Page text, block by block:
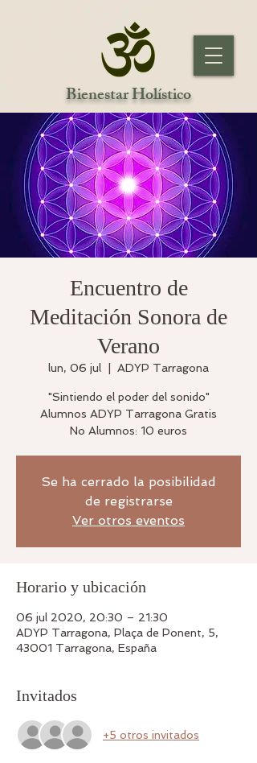
Bienestar Holístico
Encuentro de
Meditación Sonora de
Verano
lun, 06 jul ADYP Tarragona
"Sintiendo el poder del sonido"
Alumnos ADYP Tarragona Gratis
No Alumnos: 10 euros
Se ha cerrado la posibilidad
de registrarse
Ver otros eventos
Horario y ubicación
06 jul 2020, 20:30 – 21:30
ADYP Tarragona, Plaça de Ponent, 5,
43001 Tarragona, España
Invitados
+5 otros invitados